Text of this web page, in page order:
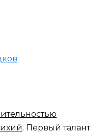
. Первый талант